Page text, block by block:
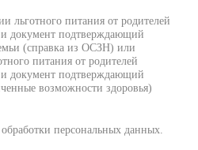
питания от родителей
и документ подтверждающий
(справка из ОСЗН) или
питания от родителей
и документ подтверждающий
возможности здоровья)
персональных данных.